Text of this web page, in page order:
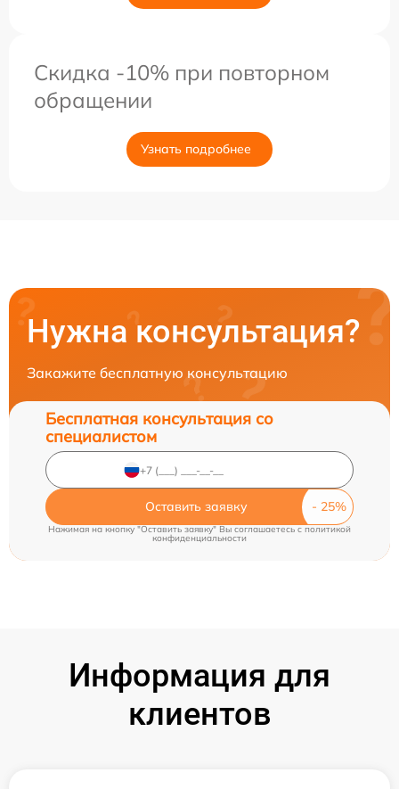
Скидка -10% при повторном
обращении
Узнать подробнее
Нужна консультация?
Закажите бесплатную консультацию
Бесплатная консультация со
специалистом
Оставить заявку
Нажимая на кнопку "Оставить заявку" Вы соглашаетесь cполитикой
конфиденциальности
Информация для
клиентов